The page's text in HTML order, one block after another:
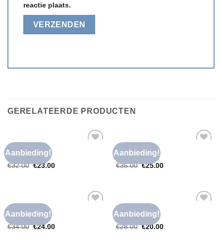
reactie plaats.
GERELATEERDE PRODUCTEN
Aanbieding!
NIKKIE T SHIRT
nikkie t shirt
€32.00 €23.00
Aanbieding!
NIKKIE T SHIRT
nikkie t shirt
€35.00 €25.00
Aanbieding!
NIKKIE T SHIRT
nikkie t shirt
€34.00 €24.00
Aanbieding!
NIKKIE T SHIRT
nikkie t shirt
€28.00 €20.00